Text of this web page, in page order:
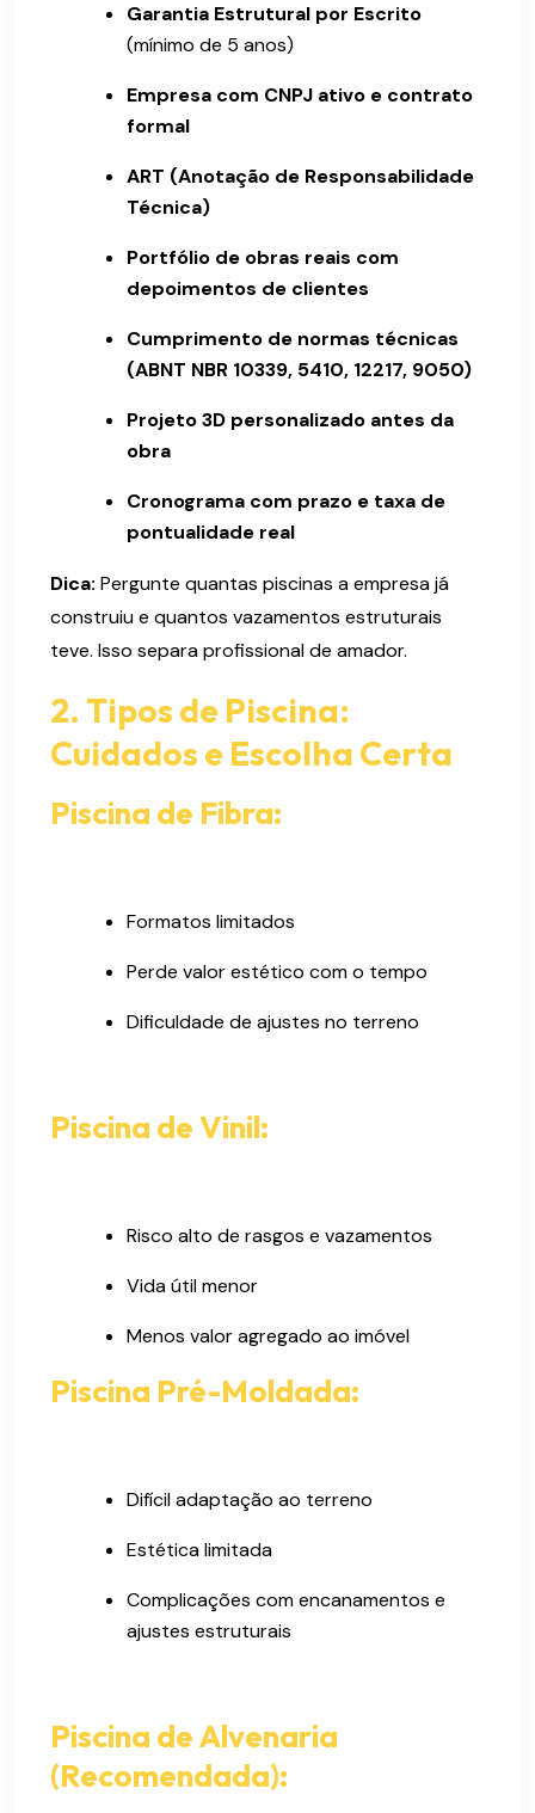
Garantia Estrutural por Escrito
(mínimo de 5 anos)
Empresa com CNPJ ativo e contrato
formal
ART (Anotação de Responsabilidade
Técnica)
Portfólio de obras reais com
depoimentos de clientes
Cumprimento de normas técnicas
(ABNT NBR 10339, 5410, 12217, 9050)
Projeto 3D personalizado antes da
obra
Cronograma com prazo e taxa de
pontualidade real
Dica: Pergunte quantas piscinas a empresa já
construiu e quantos vazamentos estruturais
teve. Isso separa profissional de amador.
2. Tipos de Piscina:
Cuidados e Escolha Certa
Piscina de Fibra:
Formatos limitados
Perde valor estético com o tempo
Dificuldade de ajustes no terreno
Piscina de Vinil:
Risco alto de rasgos e vazamentos
Vida útil menor
Menos valor agregado ao imóvel
Piscina Pré-Moldada:
Difícil adaptação ao terreno
Estética limitada
Complicações com encanamentos e
ajustes estruturais
Piscina de Alvenaria
(Recomendada):